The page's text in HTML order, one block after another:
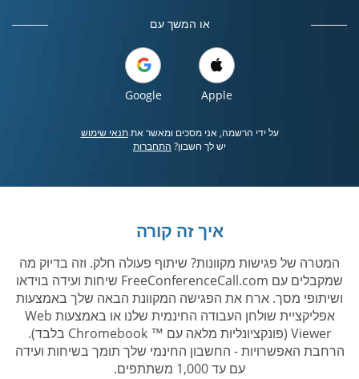
או המשך עם
Apple
Google
על ידי הרשמה, אני מסכים ומאשר אתתנאי שימוש
יש לך חשבון? התחברות
איך זה קורה
המטרה של פגישות מקוונות? שיתוף פעולה חלק. וזה בדיוק מה
שמקבלים עם FreeConferenceCall.com שיחות ועידה בוידאו
ושיתופי מסך. ארח את הפגישה המקוונת הבאה שלך באמצעות
אפליקציית שולחן העבודה החינמית שלנו או באמצעות Web
Viewer (פונקציונליות מלאה עם ™ Chromebook בלבד).
הרחבת האפשרויות - החשבון החינמי שלך תומך בשיחות ועידה
עם עד 1,000 משתתפים.